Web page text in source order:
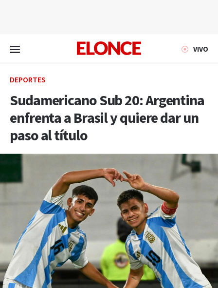
VIVO
DEPORTES
Sudamericano Sub 20: Argentina
enfrenta a Brasil y quiere dar un
paso al título